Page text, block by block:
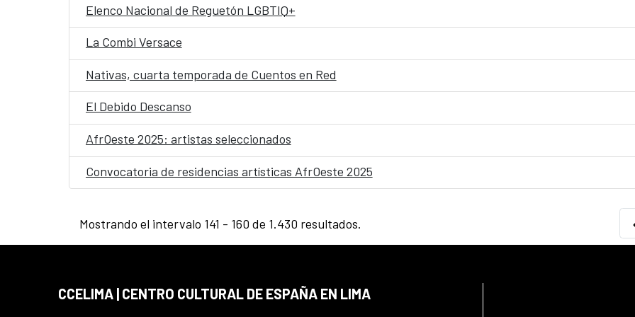
Elenco Nacional de Reguetón LGBTIQ+
La Combi Versace
Nativas, cuarta temporada de Cuentos en Red
El Debido Descanso
AfrOeste 2025: artistas seleccionados
Convocatoria de residencias artísticas AfrOeste 2025
Mostrando el intervalo 141 - 160 de 1.430 resultados.
CCELIMA | CENTRO CULTURAL DE ESPAÑA EN LIMA